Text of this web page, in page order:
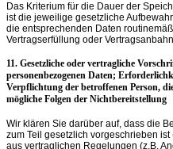
Das Kriterium für die Dauer der
ist die jeweilige gesetzliche
die entsprechenden Daten
Vertragserfüllung oder
11. Gesetzliche oder vertragliche
personenbezogenen Daten;
Verpflichtung der betroffenen Person,
mögliche Folgen der Nichtbereitstellung
Wir klären Sie darüber auf, dass die
zum Teil gesetzlich vorgeschrieben
aus vertraglichen Regelungen (z.B.